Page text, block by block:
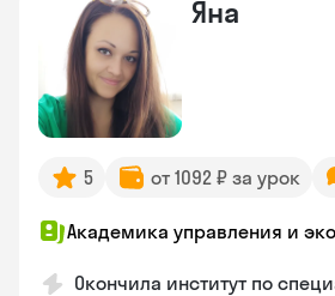
Яна
5 от 1092 ₽ за урок
Академика управления и
Окончила институт по